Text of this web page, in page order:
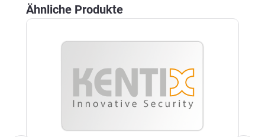
Produktgalerie überspringen
Ähnliche Produkte